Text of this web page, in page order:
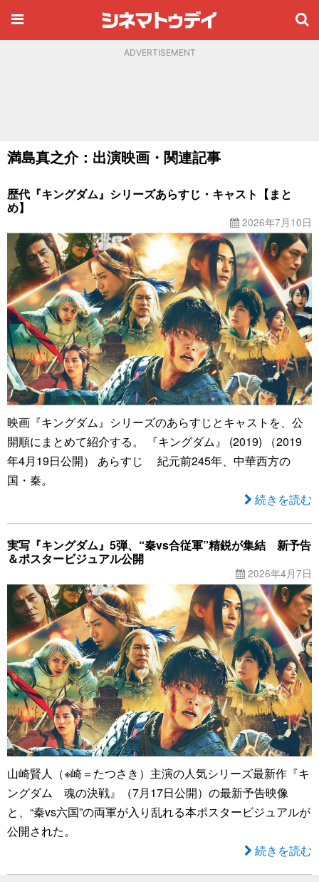
ADVERTISEMENT
満島真之介：出演映画・関連記事
歴代『キングダム』シリーズあらすじ・キャスト【まと
め】
2026年7月10日
映画『キングダム』シリーズのあらすじとキャストを、公
開順にまとめて紹介する。 『キングダム』 (2019) （2019
年4月19日公開） あらすじ 紀元前245年、中華西方の
国・秦。
続きを読む
実写『キングダム』5弾、“秦vs合従軍”精鋭が集結 新予告
＆ポスタービジュアル公開
2026年4月7日
山崎賢人（※崎＝たつさき）主演の人気シリーズ最新作『キ
ングダム 魂の決戦』（7月17日公開）の最新予告映像
と、“秦vs六国”の両軍が入り乱れる本ポスタービジュアルが
公開された。
続きを読む